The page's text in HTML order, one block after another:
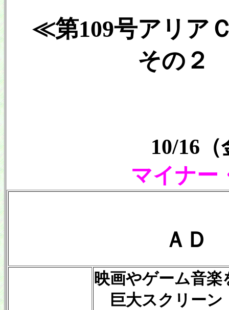
≪第109号アリア
その２
10/16
マイナー
ＡＤ
映画やゲーム音楽
巨大スクリーン